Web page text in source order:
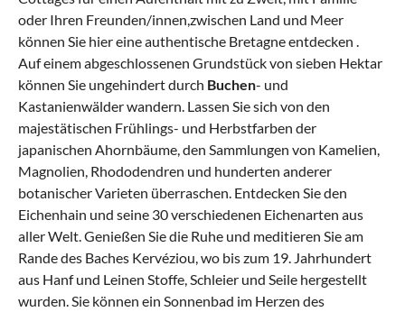
oder Ihren Freunden/innen,zwischen Land und Meer
können Sie hier eine authentische Bretagne entdecken .
Auf einem abgeschlossenen Grundstück von sieben Hektar
können Sie ungehindert durch Buchen- und
Kastanienwälder wandern. Lassen Sie sich von den
majestätischen Frühlings- und Herbstfarben der
japanischen Ahornbäume, den Sammlungen von Kamelien,
Magnolien, Rhododendren und hunderten anderer
botanischer Varieten überraschen. Entdecken Sie den
Eichenhain und seine 30 verschiedenen Eichenarten aus
aller Welt. Genießen Sie die Ruhe und meditieren Sie am
Rande des Baches Kervéziou, wo bis zum 19. Jahrhundert
aus Hanf und Leinen Stoffe, Schleier und Seile hergestellt
wurden. Sie können ein Sonnenbad im Herzen des